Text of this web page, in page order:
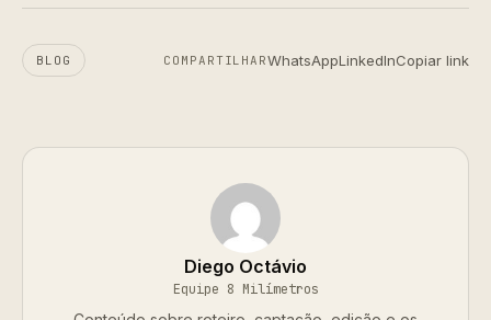
BLOG COMPARTILHARWhatsAppLinkedInCopiar link
Diego Octávio
Equipe 8 Milímetros